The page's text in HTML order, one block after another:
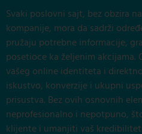
Svaki poslovni sajt, bez obzira
kompanije, mora da sadrži
pružaju potrebne informacije,
posetioce ka željenim akcijama.
vašeg online identiteta i
iskustvo, konverzije i ukupni
prisustva. Bez ovih osnovnih
neprofesionalno i nepotpuno,
klijente i umanjiti vaš